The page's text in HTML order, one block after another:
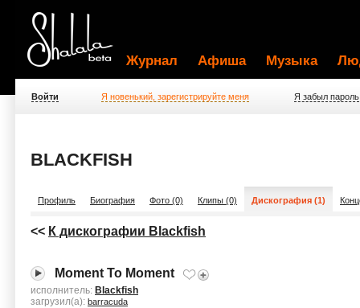
Журнал Афиша Музыка
Войти Я новенький, зарегистрируйте меня Я забыл пароль
BLACKFISH
Профиль Биография Фото (0) Клипы (0) Дискография (1)
<< К дискографии Blackfish
Moment To Moment
исполнитель: Blackfish
загрузил(а): barracuda